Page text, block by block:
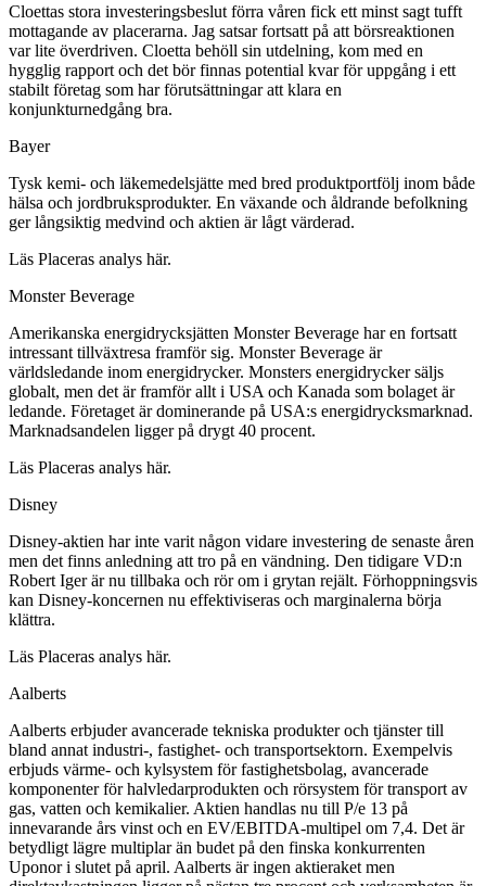
Cloettas stora investeringsbeslut förra våren fick ett minst sagt tufft
mottagande av placerarna. Jag satsar fortsatt på att börsreaktionen
var lite överdriven. Cloetta behöll sin utdelning, kom med en
hygglig rapport och det bör finnas potential kvar för uppgång i ett
stabilt företag som har förutsättningar att klara en
konjunkturnedgång bra.
Bayer
Tysk kemi- och läkemedelsjätte med bred produktportfölj inom både
hälsa och jordbruksprodukter. En växande och åldrande befolkning
ger långsiktig medvind och aktien är lågt värderad.
Läs Placeras analys här.
Monster Beverage
Amerikanska energidrycksjätten Monster Beverage har en fortsatt
intressant tillväxtresa framför sig. Monster Beverage är
världsledande inom energidrycker. Monsters energidrycker säljs
globalt, men det är framför allt i USA och Kanada som bolaget är
ledande. Företaget är dominerande på USA:s energidrycksmarknad.
Marknadsandelen ligger på drygt 40 procent.
Läs Placeras analys här.
Disney
Disney-aktien har inte varit någon vidare investering de senaste åren
men det finns anledning att tro på en vändning. Den tidigare VD:n
Robert Iger är nu tillbaka och rör om i grytan rejält. Förhoppningsvis
kan Disney-koncernen nu effektiviseras och marginalerna börja
klättra.
Läs Placeras analys här.
Aalberts
Aalberts erbjuder avancerade tekniska produkter och tjänster till
bland annat industri-, fastighet- och transportsektorn. Exempelvis
erbjuds värme- och kylsystem för fastighetsbolag, avancerade
komponenter för halvledarprodukten och rörsystem för transport av
gas, vatten och kemikalier. Aktien handlas nu till P/e 13 på
innevarande års vinst och en EV/EBITDA-multipel om 7,4. Det är
betydligt lägre multiplar än budet på den finska konkurrenten
Uponor i slutet på april. Aalberts är ingen aktieraket men